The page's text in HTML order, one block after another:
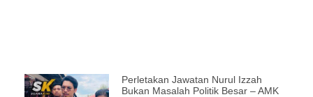
Perletakan Jawatan Nurul Izzah
Bukan Masalah Politik Besar – AMK